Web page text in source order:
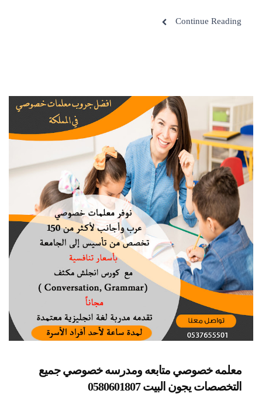
Continue Reading
معلمه خصوصي متابعه ومدرسه خصوصي جميع
التخصصات يجون البيت 0580601807